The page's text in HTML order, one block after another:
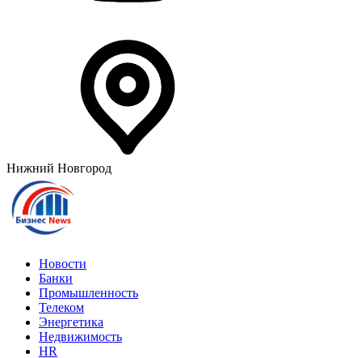
Нижний Новгород
Новости
Банки
Промышленность
Телеком
Энергетика
Недвижимость
HR